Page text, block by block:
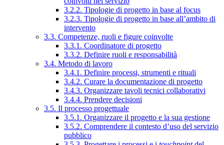
3.2.2. Tipologie di progetto in base al focus
3.2.3. Tipologie di progetto in base all’ambito di
intervento
3.3. Competenze, ruoli e figure coinvolte
3.3.1. Coordinatore di progetto
3.3.2. Definire ruoli e responsabilità
3.4. Metodo di lavoro
3.4.1. Definire processi, strumenti e rituali
3.4.2. Curare la documentazione di progetto
3.4.3. Organizzare tavoli tecnici collaborativi
3.4.4. Prendere decisioni
3.5. Il processo progettuale
3.5.1. Organizzare il progetto e la sua gestione
3.5.2. Comprendere il contesto d’uso del servizio
pubblico